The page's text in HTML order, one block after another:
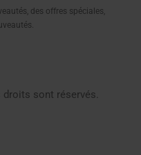
des offres spéciales,
droits sont réservés.